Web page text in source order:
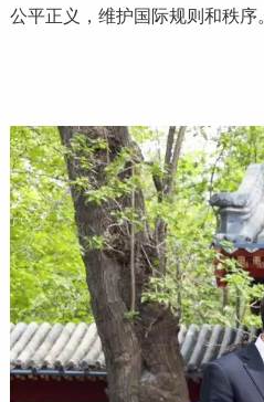
公平正义，维护国际规则和秩序。